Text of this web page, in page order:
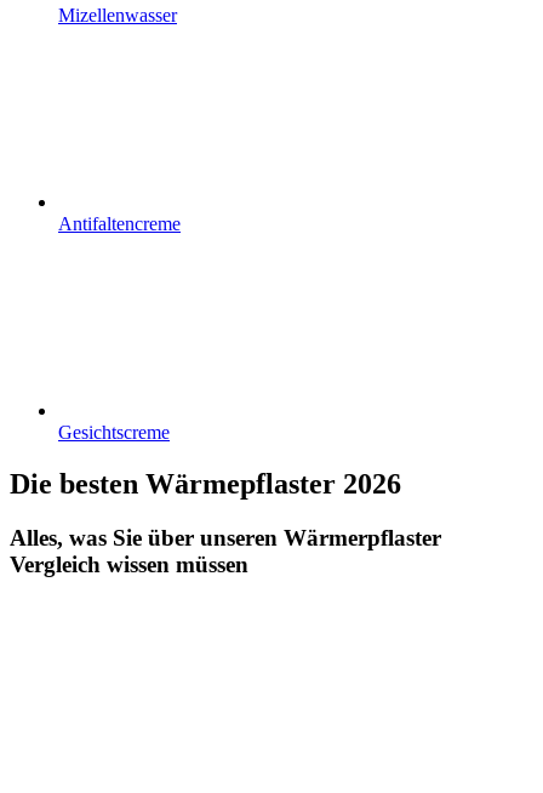
Mizellenwasser
Antifaltencreme
Gesichtscreme
Die besten Wärmepflaster 2026
Alles, was Sie über unseren Wärmerpflaster
Vergleich wissen müssen